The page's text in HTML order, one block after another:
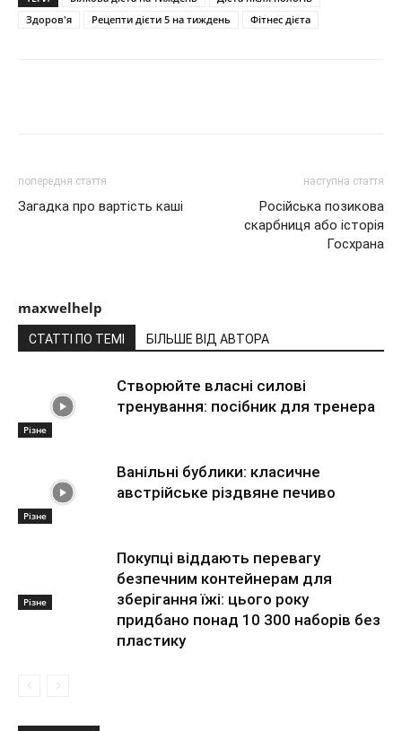
Здоров'я
Рецепти дієти 5 на тиждень Фітнес дієта
попередня стаття
Загадка про вартість каші
наступна стаття
Російська позикова
скарбниця або історія
Госхрана
maxwelhelp
СТАТТІ ПО ТЕМІ БІЛЬШЕ ВІД АВТОРА
Різне
Створюйте власні силові
тренування: посібник для тренера
Різне
Ванільні бублики: класичне
австрійське різдвяне печиво
Різне
Покупці віддають перевагу
безпечним контейнерам для
зберігання їжі: цього року
придбано понад 10 300 наборів без
пластику